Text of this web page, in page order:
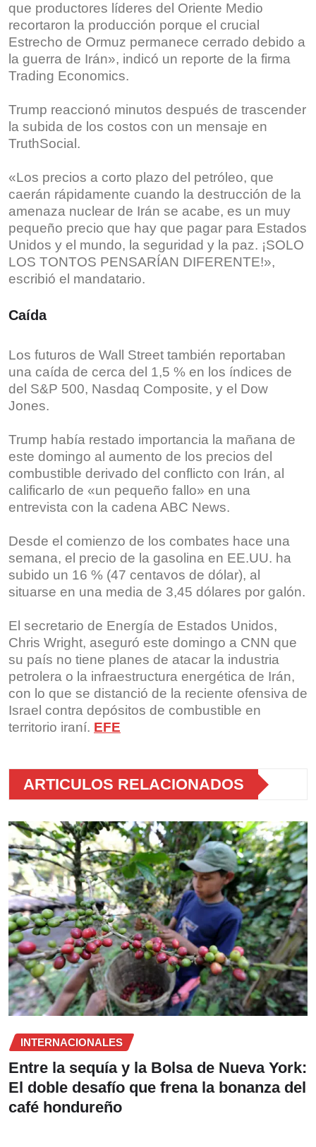
que productores líderes del Oriente Medio
recortaron la producción porque el crucial
Estrecho de Ormuz permanece cerrado debido a
la guerra de Irán», indicó un reporte de la firma
Trading Economics.
Trump reaccionó minutos después de trascender
la subida de los costos con un mensaje en
TruthSocial.
«Los precios a corto plazo del petróleo, que
caerán rápidamente cuando la destrucción de la
amenaza nuclear de Irán se acabe, es un muy
pequeño precio que hay que pagar para Estados
Unidos y el mundo, la seguridad y la paz. ¡SOLO
LOS TONTOS PENSARÍAN DIFERENTE!»,
escribió el mandatario.
Caída
Los futuros de Wall Street también reportaban
una caída de cerca del 1,5 % en los índices de
del S&P 500, Nasdaq Composite, y el Dow
Jones.
Trump había restado importancia la mañana de
este domingo al aumento de los precios del
combustible derivado del conflicto con Irán, al
calificarlo de «un pequeño fallo» en una
entrevista con la cadena ABC News.
Desde el comienzo de los combates hace una
semana, el precio de la gasolina en EE.UU. ha
subido un 16 % (47 centavos de dólar), al
situarse en una media de 3,45 dólares por galón.
El secretario de Energía de Estados Unidos,
Chris Wright, aseguró este domingo a CNN que
su país no tiene planes de atacar la industria
petrolera o la infraestructura energética de Irán,
con lo que se distanció de la reciente ofensiva de
Israel contra depósitos de combustible en
territorio iraní. EFE
ARTICULOS RELACIONADOS
INTERNACIONALES
Entre la sequía y la Bolsa de Nueva York:
El doble desafío que frena la bonanza del
café hondureño